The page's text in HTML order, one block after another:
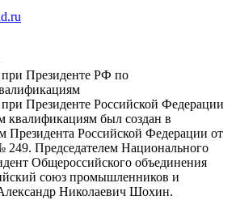
Президенте РФ по
Президенте Российской Федерации
квалификациям был создан в
Президента Российской Федерации от
249. Председателем Национального
Общероссийского объединения
союз промышленников и
Николаевич Шохин.